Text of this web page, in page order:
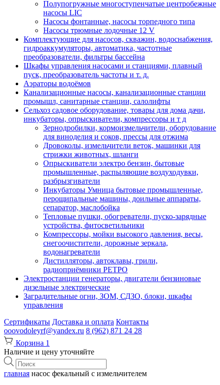
Полупогружные многоступенчатые центробежные
насосы LIC
Насосы фонтанные, насосы торпедного типа
Насосы трюмные лодочные 12 V
Комплектующие для насосов, скважин, водоснабжения,
гидроаккумуляторы, автоматика, частотные
преобразователи, фильтры бассейна
Шкафы управления насосами и станциями, плавный
пуск, преобразователь частоты и т. д.
Аэраторы водоёмов
Канализационные насосы, канализационные станции
промышл, санитарные станции, салолифты
Сельхоз садовое оборудование, товары для дома дачи,
инкубаторы, опрыскиватели, компрессоры и т д
Зернодробилки, кормоизмельчители, оборудование
для виноделия и соков, прессы для отжима
Дровоколы, измельчители веток, машинки для
стрижки животных, шланги
Опрыскиватели электро бензин, бытовые
промышленные, распыляющие воздуходувки,
разбрызгиватели
Инкубаторы Умница бытовые промышленные,
перощипальные машины, доильные аппараты,
сепаратор, маслобойка
Тепловые пушки, обогреватели, пуско-зарядные
устройства, фитосветильники
Компрессоры, мойки высокого давления, весы,
снегоочистители, дорожные зеркала,
водонагреватели
Дистилляторы, автоклавы, грили,
радиоприёмники РЕТРО
Электростанции генераторы, двигатели бензиновые
дизельные электрические
Заградительные огни, ЗОМ, СДЗО, блоки, шкафы
управления
Сертификаты Доставка и оплата Контакты
ooovodoleyrf@yandex.ru 8 (962) 871 24 28
Корзина 1
Наличие и цену уточняйте
Поиск
товаров
главная насос фекальный с измельчителем